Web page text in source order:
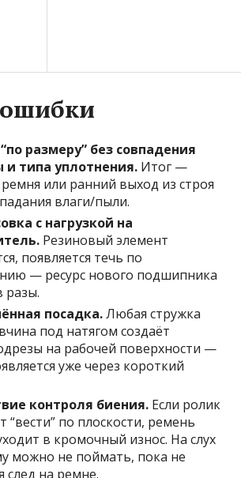
размеру” без совпадения
типа уплотнения. Итог —
или ранний выход из строя
влаги/пыли.
с нагрузкой на
Резиновый элемент
появляется течь по
— ресурс нового подшипника
разы.
посадка.Любая стружка
под натягом создаёт
на рабочей поверхности —
уже через короткий
контроля биения. Если ролик
“вести” по плоскости, ремень
в кромочный износ. На слух
можно не поймать, пока не
след на ремне.